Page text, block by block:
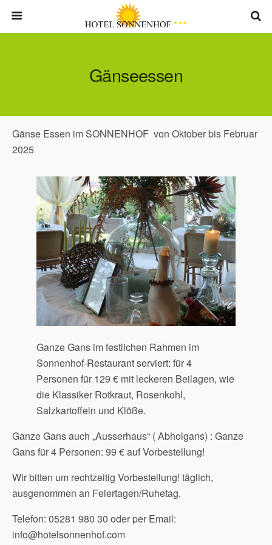
Gänseessen
Gänse Essen im SONNENHOF von Oktober bis Februar
2025
Ganze Gans im festlichen Rahmen im
Sonnenhof-Restaurant serviert: für 4
Personen für 129 € mit leckeren Beilagen, wie
die Klassiker Rotkraut, Rosenkohl,
Salzkartoffeln und Klöße.
Ganze Gans auch „Ausserhaus“ ( Abholgans) : Ganze
Gans für 4 Personen: 99 € auf Vorbestellung!
Wir bitten um rechtzeitig Vorbestellung! täglich,
ausgenommen an Feiertagen/Ruhetag.
Telefon: 05281 980 30 oder per Email:
info@hotelsonnenhof.com